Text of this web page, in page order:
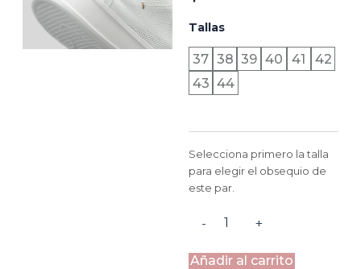
Tallas
37 38 39 40 41
42
43 44
Selecciona primero la talla
para elegir el obsequio de
este par.
-
ROMA
-
BLANCO
cantidad
+
Añadir al carrito